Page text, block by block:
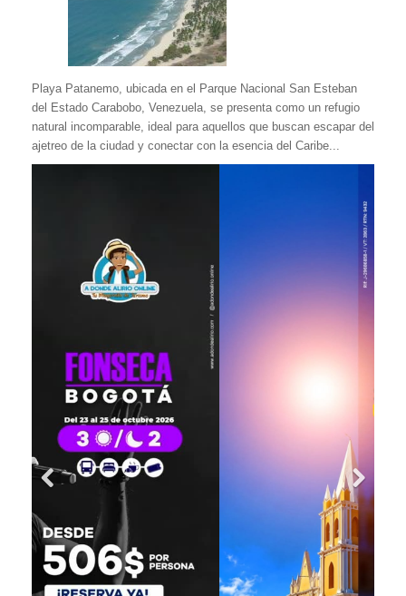
Playa Patanemo, ubicada en el Parque Nacional San Esteban
del Estado Carabobo, Venezuela, se presenta como un refugio
natural incomparable, ideal para aquellos que buscan escapar del
ajetreo de la ciudad y conectar con la esencia del Caribe...